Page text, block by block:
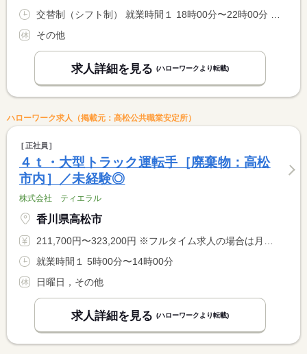
その他
求人詳細を見る (ハローワークより転載)
ハローワーク求人（掲載元：高松公共職業安定所）
正社員
４ｔ・大型トラック運転手［廃棄物：高松
市内］／未経験◎
株式会社 ティエラル
香川県高松市
211,700円〜323,200円 ※フルタイム求人の場合は月額（換算額）、パート求人の場合は時間額を表示しています。
就業時間１ 5時00分〜14時00分
日曜日，その他
求人詳細を見る (ハローワークより転載)